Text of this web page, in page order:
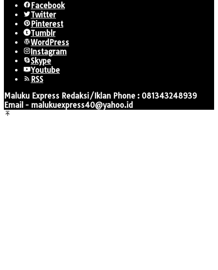
Facebook
Twitter
Pinterest
Tumblr
WordPress
Instagram
Skype
Youtube
RSS
Maluku Express Redaksi/Iklan Phone : 081343248939
Email - malukuexpress40@yahoo.id